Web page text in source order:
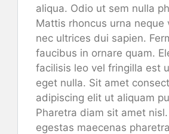
aliqua. Odio ut sem nulla
Mattis rhoncus urna neque
nec ultrices dui sapien.
faucibus in ornare quam.
facilisis leo vel fringilla est
eget nulla. Sit amet
adipiscing elit ut aliquam
Pharetra diam sit amet
egestas maecenas